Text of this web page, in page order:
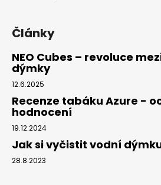
Články
NEO Cubes – revoluce
dýmky
12.6.2025
Recenze tabáku Azure -
hodnocení
19.12.2024
Jak si vyčistit vodní
28.8.2023